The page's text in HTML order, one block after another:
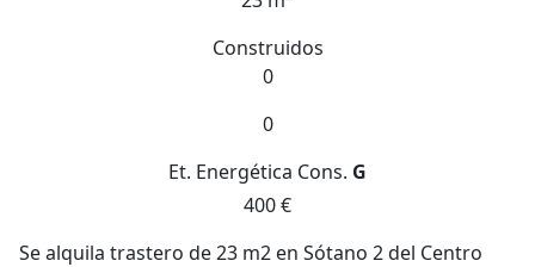
Construidos
0
0
Et. Energética Cons. G
400 €
Se alquila trastero de 23 m2 en Sótano 2 del Centro